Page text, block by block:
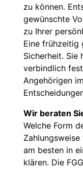
zu können.
gewünschte
zu Ihrer
Eine frühzeitig
Sicherheit. Sie
verbindlich
Angehörigen
Wir beraten
Welche Form
am besten in
klären. Die